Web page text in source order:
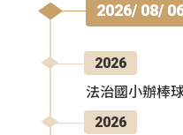
2026/ 08/
2026
法治國小辦棒
2026